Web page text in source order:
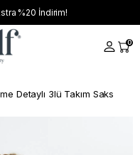
%20 İndirim!
0
Detaylı 3lü Takım Saks